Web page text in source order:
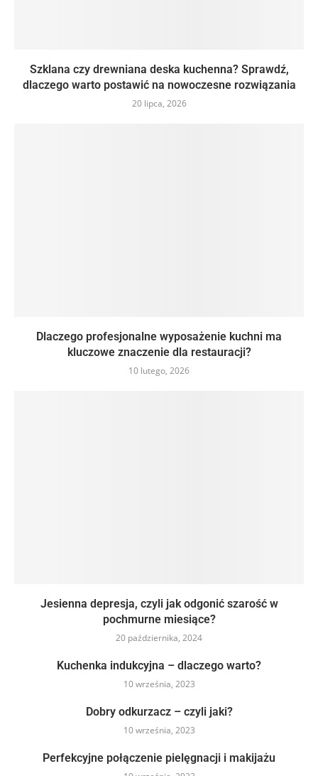
Szklana czy drewniana deska kuchenna? Sprawdź,
dlaczego warto postawić na nowoczesne rozwiązania
20 lipca, 2026
Dlaczego profesjonalne wyposażenie kuchni ma
kluczowe znaczenie dla restauracji?
10 lutego, 2026
Jesienna depresja, czyli jak odgonić szarość w
pochmurne miesiące?
20 października, 2024
Kuchenka indukcyjna – dlaczego warto?
10 września, 2023
Dobry odkurzacz – czyli jaki?
10 września, 2023
Perfekcyjne połączenie pielęgnacji i makijażu